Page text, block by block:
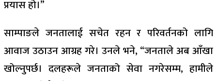
प्रयास हो।”
साम्पाङले जनतालाई सचेत रहन र परिवर्तनको लागि
आवाज उठाउन आग्रह गरे। उनले भने, “जनताले अब आँखा
खोल्नुपर्छ। दलहरूले जनताको सेवा नगरेसम्म, हामीले